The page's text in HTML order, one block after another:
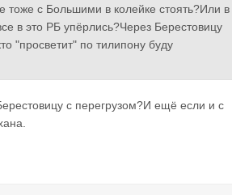
с Большими в колейке стоять?Или в
в это РБ упёрлись?Через Берестовицу
"просветит" по тилипону буду
с перегрузом?И ещё если и с